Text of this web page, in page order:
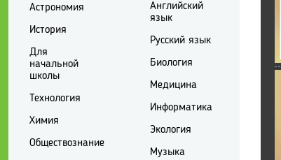
Астрономия
История
Для
начальной
школы
Технология
Химия
Обществознание
Английский
язык
Русский язык
Биология
Медицина
Информатика
Экология
Музыка